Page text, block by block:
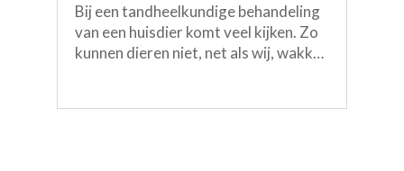
Bij een tandheelkundige behandeling
van een huisdier komt veel kijken. Zo
kunnen dieren niet, net als wij, wakker
stap mee in de behandeling: